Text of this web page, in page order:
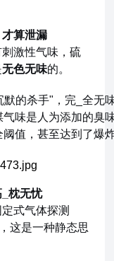
算泄漏
激性气味，硫
无色无味的。
默的杀手"，完_全无
味是人为添加的臭
值，甚至达到了爆
枕无忧
式气体探测
这是一种静态思